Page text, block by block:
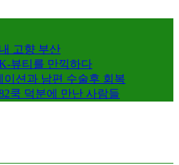
고향 부산
뷰티를 만끽하다
션과 남편 수술후 회복
쿡 덕분에 만난 사람들